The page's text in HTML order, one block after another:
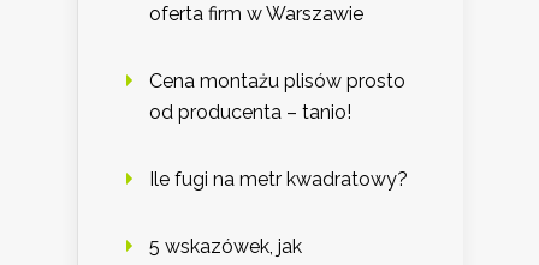
oferta firm w Warszawie
Cena montażu plisów prosto
od producenta – tanio!
Ile fugi na metr kwadratowy?
5 wskazówek, jak